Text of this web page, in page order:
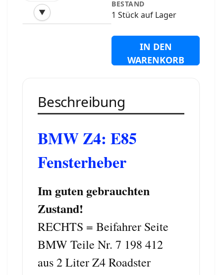
▼
‹
BESTAND
1 Stück auf Lager
IN DEN
WARENKORB
Beschreibung
BMW Z4: E85
Fensterheber
Im guten gebrauchten
Zustand!
RECHTS = Beifahrer Seite
BMW Teile Nr. 7 198 412
aus 2 Liter Z4 Roadster